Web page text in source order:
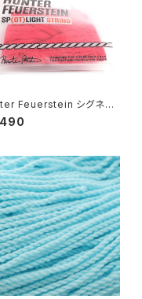
Feuerstein シグネチ
トリング（ピンク） x 100